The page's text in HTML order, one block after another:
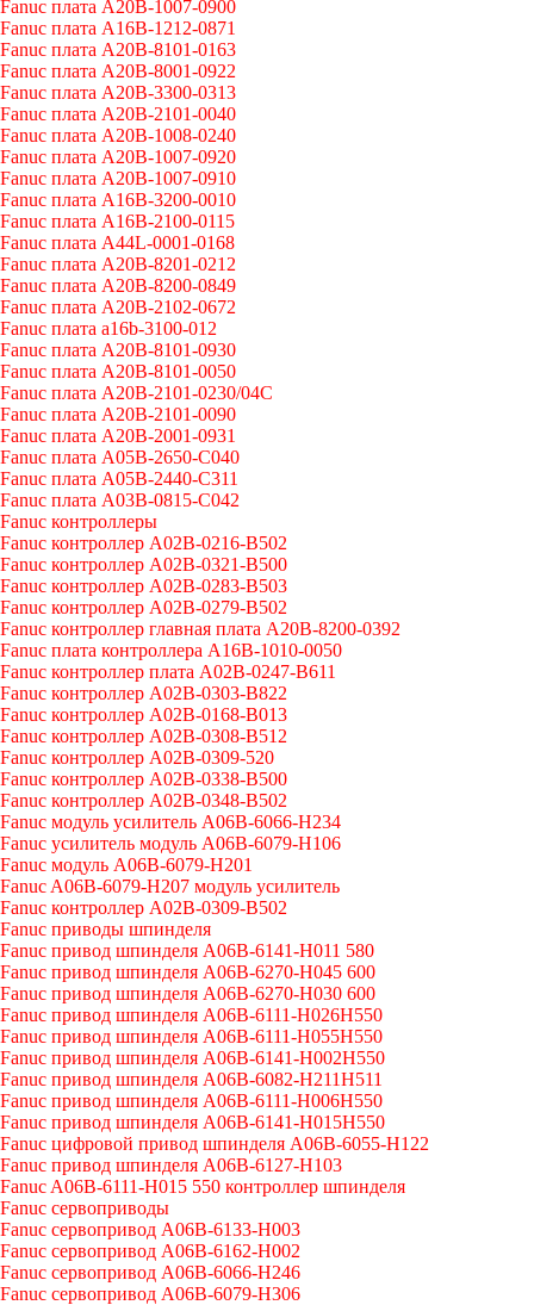
Fanuc плата A20B-1007-0900
Fanuc плата A16B-1212-0871
Fanuc плата A20B-8101-0163
Fanuc плата A20B-8001-0922
Fanuc плата A20B-3300-0313
Fanuc плата A20B-2101-0040
Fanuc плата A20B-1008-0240
Fanuc плата A20B-1007-0920
Fanuc плата A20B-1007-0910
Fanuc плата A16B-3200-0010
Fanuc плата A16B-2100-0115
Fanuc плата A44L-0001-0168
Fanuc плата A20B-8201-0212
Fanuc плата A20B-8200-0849
Fanuc плата A20B-2102-0672
Fanuc плата a16b-3100-012
Fanuc плата A20B-8101-0930
Fanuc плата A20B-8101-0050
Fanuc плата A20B-2101-0230/04C
Fanuc плата A20B-2101-0090
Fanuc плата A20B-2001-0931
Fanuc плата A05B-2650-C040
Fanuc плата A05B-2440-C311
Fanuc плата A03B-0815-C042
Fanuc контроллеры
Fanuc контроллер A02B-0216-B502
Fanuc контроллер A02B-0321-B500
Fanuc контроллер A02B-0283-B503
Fanuc контроллер A02B-0279-B502
Fanuc контроллер главная плата A20B-8200-0392
Fanuc плата контроллера A16B-1010-0050
Fanuc контроллер плата A02B-0247-B611
Fanuc контроллер A02B-0303-B822
Fanuc контроллер A02B-0168-B013
Fanuc контроллер A02B-0308-B512
Fanuc контроллер A02B-0309-520
Fanuc контроллер A02B-0338-B500
Fanuc контроллер A02B-0348-B502
Fanuc модуль усилитель A06B-6066-H234
Fanuc усилитель модуль A06B-6079-H106
Fanuc модуль A06B-6079-H201
Fanuc A06B-6079-H207 модуль усилитель
Fanuc контроллер A02B-0309-B502
Fanuc приводы шпинделя
Fanuc привод шпинделя A06B-6141-H011 580
Fanuc привод шпинделя A06B-6270-H045 600
Fanuc привод шпинделя A06B-6270-H030 600
Fanuc привод шпинделя A06B-6111-H026H550
Fanuc привод шпинделя A06B-6111-H055H550
Fanuc привод шпинделя A06B-6141-H002H550
Fanuc привод шпинделя A06B-6082-H211H511
Fanuc привод шпинделя A06B-6111-H006H550
Fanuc привод шпинделя A06B-6141-H015H550
Fanuc цифровой привод шпинделя A06B-6055-H122
Fanuc привод шпинделя A06B-6127-H103
Fanuc A06B-6111-H015 550 контроллер шпинделя
Fanuc сервоприводы
Fanuc сервопривод A06B-6133-H003
Fanuc сервопривод A06B-6162-H002
Fanuc сервопривод A06B-6066-H246
Fanuc сервопривод A06B-6079-H306